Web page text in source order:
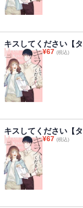
キスしてください【
¥67 (税込)
キスしてください【
¥67 (税込)